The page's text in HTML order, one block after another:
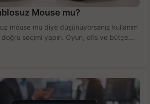
Mouse mu?
mouse mu diye düşünüyorsanız kullanım
seçimi yapın. Oyun, ofis ve bütçe